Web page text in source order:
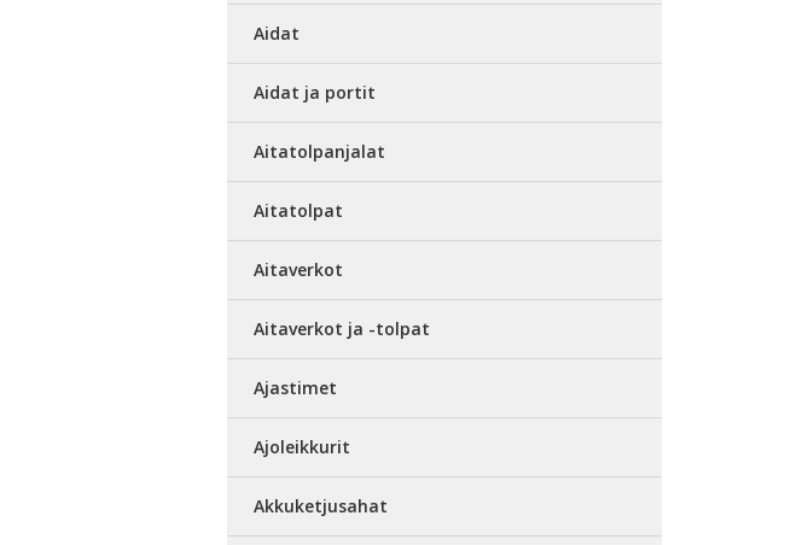
Aidat
Aidat ja portit
Aitatolpanjalat
Aitatolpat
Aitaverkot
Aitaverkot ja -tolpat
Ajastimet
Ajoleikkurit
Akkuketjusahat